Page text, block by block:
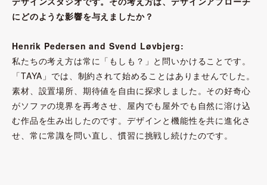
にどのような影響を与えましたか？
Henrik Pedersen and Svend Løvbjerg:
私たちの考え方は常に「もしも？」と問いかけることです。
「TAYA」では、制約されて始めることはありませんでした。
素材、設置場所、期待値を自由に探求しました。その好奇心
がソファの境界を再考させ、屋内でも屋外でも自然に溶け込
む作品を生み出したのです。デザインと機能性を共に進化さ
せ、常に常識を問い直し、慣習に挑戦し続けたのです。